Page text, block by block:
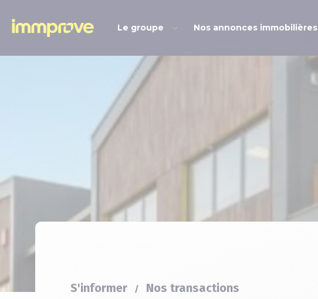
Le groupe Nos annonces immobilières
S'informer Nos transactions